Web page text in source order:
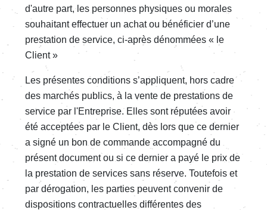
d'autre part, les personnes physiques ou morales
souhaitant effectuer un achat ou bénéficier d’une
prestation de service, ci-après dénommées « le
Client »
Les présentes conditions s’appliquent, hors cadre
des marchés publics, à la vente de prestations de
service par l'Entreprise. Elles sont réputées avoir
été acceptées par le Client, dès lors que ce dernier
a signé un bon de commande accompagné du
présent document ou si ce dernier a payé le prix de
la prestation de services sans réserve. Toutefois et
par dérogation, les parties peuvent convenir de
dispositions contractuelles différentes des